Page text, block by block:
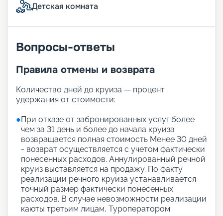
Детская комната
Вопросы-ответы
Правила отмены и возврата
Количество дней до круиза — процент
удержания от стоимости:
●При отказе от забронированных услуг более
чем за 31 день и более до начала круиза
возвращается полная стоимость Менее 30 дней
- возврат осуществляется с учетом фактически
понесенных расходов. Аннулированный речной
круиз выставляется на продажу. По факту
реализации речного круиза устанавливается
точный размер фактически понесенных
расходов. В случае невозможности реализации
каюты третьим лицам, Туроператором